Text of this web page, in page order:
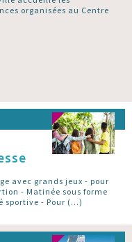
organisées au Centre
avec grands jeux - pour
- Matinée sous forme
sportive - Pour (…)